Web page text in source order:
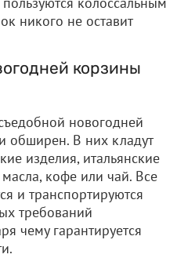
никого не оставит
корзины
новогодней
обширен. В них кладут
изделия, итальянские
кофе или чай. Все
и транспортируются
требований
чему гарантируется